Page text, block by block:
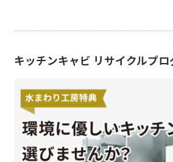
キッチンキャビ リサイクルプロ